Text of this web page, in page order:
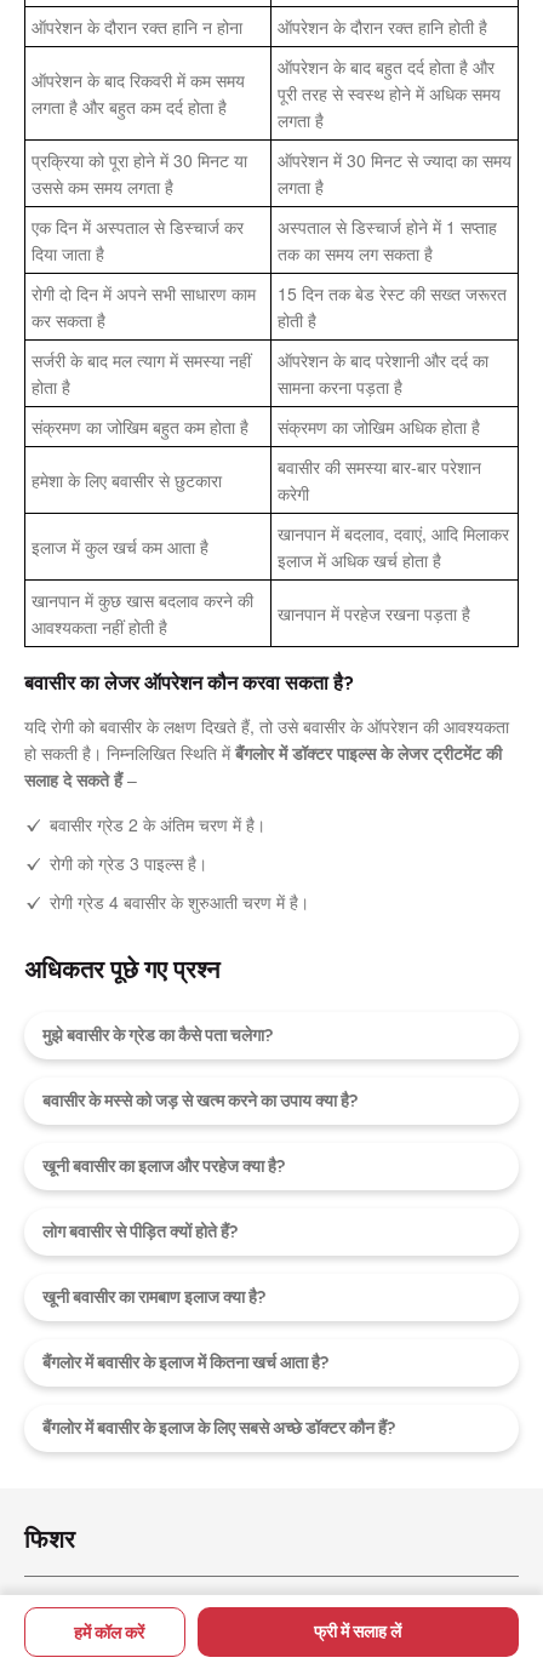
हमें कॉल करें फ्री में सलाह लें
ऑपरेशन के दौरान रक्त हानि न होना
ऑपरेशन के दौरान रक्त हानि होती है
ऑपरेशन के बाद रिकवरी में कम समय
लगता है और बहुत कम दर्द होता है
ऑपरेशन के बाद बहुत दर्द होता है और
पूरी तरह से स्वस्थ होने में अधिक समय
लगता है
प्रक्रिया को पूरा होने में 30 मिनट या
उससे कम समय लगता है
ऑपरेशन में 30 मिनट से ज्यादा का समय
लगता है
एक दिन में अस्पताल से डिस्चार्ज कर
दिया जाता है
अस्पताल से डिस्चार्ज होने में 1 सप्ताह
तक का समय लग सकता है
रोगी दो दिन में अपने सभी साधारण काम
कर सकता है
15 दिन तक बेड रेस्ट की सख्त जरूरत
होती है
सर्जरी के बाद मल त्याग में समस्या नहीं
होता है
ऑपरेशन के बाद परेशानी और दर्द का
सामना करना पड़ता है
संक्रमण का जोखिम बहुत कम होता है
संक्रमण का जोखिम अधिक होता है
हमेशा के लिए बवासीर से छुटकारा
बवासीर की समस्या बार-बार परेशान
करेगी
इलाज में कुल खर्च कम आता है
खानपान में बदलाव, दवाएं, आदि मिलाकर
इलाज में अधिक खर्च होता है
खानपान में कुछ खास बदलाव करने की
आवश्यकता नहीं होती है
खानपान में परहेज रखना पड़ता है
बवासीर का लेजर ऑपरेशन कौन करवा सकता है?
यदि रोगी को बवासीर के लक्षण दिखते हैं, तो उसे बवासीर के ऑपरेशन की आवश्यकता
हो सकती है। निम्नलिखित स्थिति मेंबैंगलोर में डॉक्टर पाइल्स के लेजर ट्रीटमेंट की
सलाह दे सकते हैं–
बवासीर ग्रेड 2 के अंतिम चरण में है।
रोगी को ग्रेड 3 पाइल्स है।
रोगी ग्रेड 4 बवासीर के शुरुआती चरण में है।
अधिकतर पूछे गए प्रश्न
मुझे बवासीर के ग्रेड का कैसे पता चलेगा?
बवासीर के मस्से को जड़ से खत्म करने का उपाय क्या है?
खूनी बवासीर का इलाज और परहेज क्या है?
लोग बवासीर से पीड़ित क्यों होते हैं?
खूनी बवासीर का रामबाण इलाज क्या है?
बैंगलोर में बवासीर के इलाज में कितना खर्च आता है?
बैंगलोर में बवासीर के इलाज के लिए सबसे अच्छे डॉक्टर कौन हैं?
फिशर
भगंदर